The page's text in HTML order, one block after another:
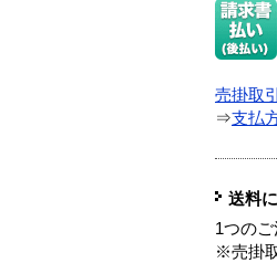
売掛取
⇒支払
送料
1つの
※売掛